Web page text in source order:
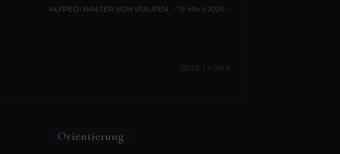
ALFRED-WALTER VON STAUFEN - 19. März 2026
SEITE 1 VON 6
Orientierung